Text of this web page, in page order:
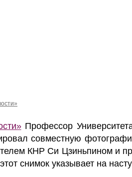
Профессор
совместную
КНР Си Цзиньпином и
снимок указывает на